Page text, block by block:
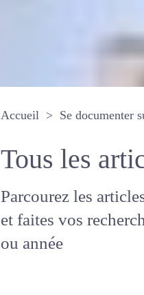
Accueil Se
Tous les
Parcourez les
Fourrages, et
mot-clé, auteur ou